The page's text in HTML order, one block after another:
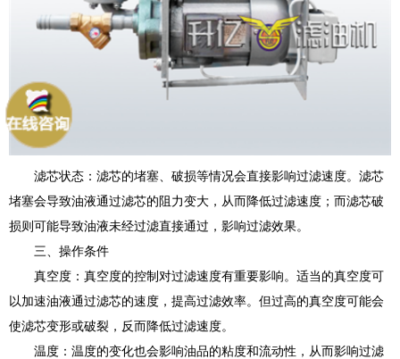
滤芯状态：滤芯的堵塞、破损等情况会直接影响过滤速度。滤芯
堵塞会导致油液通过滤芯的阻力变大，从而降低过滤速度；而滤芯破
损则可能导致油液未经过滤直接通过，影响过滤效果。
三、操作条件
真空度：真空度的控制对过滤速度有重要影响。适当的真空度可
以加速油液通过滤芯的速度，提高过滤效率。但过高的真空度可能会
使滤芯变形或破裂，反而降低过滤速度。
温度：温度的变化也会影响油品的粘度和流动性，从而影响过滤